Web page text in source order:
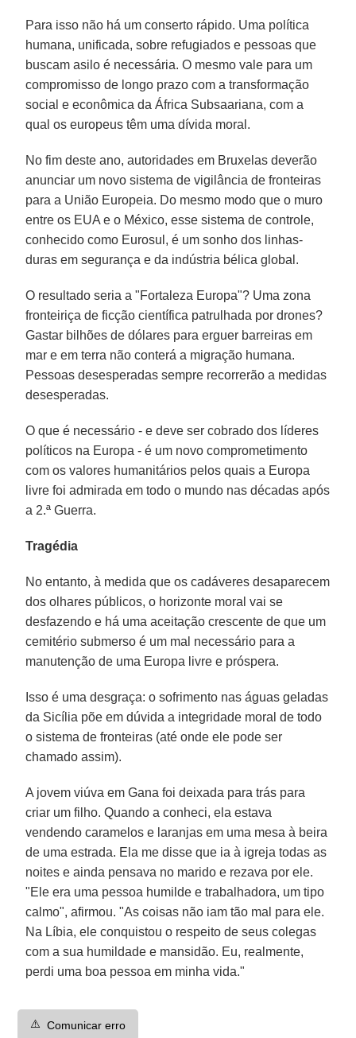
Para isso não há um conserto rápido. Uma política
humana, unificada, sobre refugiados e pessoas que
buscam asilo é necessária. O mesmo vale para um
compromisso de longo prazo com a transformação
social e econômica da África Subsaariana, com a
qual os europeus têm uma dívida moral.
No fim deste ano, autoridades em Bruxelas deverão
anunciar um novo sistema de vigilância de fronteiras
para a União Europeia. Do mesmo modo que o muro
entre os EUA e o México, esse sistema de controle,
conhecido como Eurosul, é um sonho dos linhas-
duras em segurança e da indústria bélica global.
O resultado seria a "Fortaleza Europa"? Uma zona
fronteiriça de ficção científica patrulhada por drones?
Gastar bilhões de dólares para erguer barreiras em
mar e em terra não conterá a migração humana.
Pessoas desesperadas sempre recorrerão a medidas
desesperadas.
O que é necessário - e deve ser cobrado dos líderes
políticos na Europa - é um novo comprometimento
com os valores humanitários pelos quais a Europa
livre foi admirada em todo o mundo nas décadas após
a 2.ª Guerra.
Tragédia
No entanto, à medida que os cadáveres desaparecem
dos olhares públicos, o horizonte moral vai se
desfazendo e há uma aceitação crescente de que um
cemitério submerso é um mal necessário para a
manutenção de uma Europa livre e próspera.
Isso é uma desgraça: o sofrimento nas águas geladas
da Sicília põe em dúvida a integridade moral de todo
o sistema de fronteiras (até onde ele pode ser
chamado assim).
A jovem viúva em Gana foi deixada para trás para
criar um filho. Quando a conheci, ela estava
vendendo caramelos e laranjas em uma mesa à beira
de uma estrada. Ela me disse que ia à igreja todas as
noites e ainda pensava no marido e rezava por ele.
"Ele era uma pessoa humilde e trabalhadora, um tipo
calmo", afirmou. "As coisas não iam tão mal para ele.
Na Líbia, ele conquistou o respeito de seus colegas
com a sua humildade e mansidão. Eu, realmente,
perdi uma boa pessoa em minha vida."
⚠️ Comunicar erro